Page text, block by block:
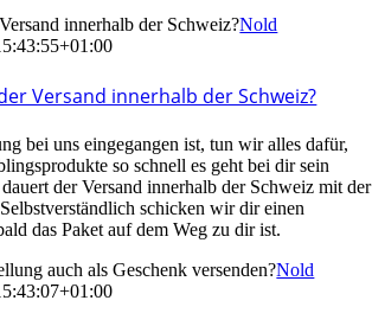
innerhalb der Schweiz?Nold
Versand innerhalb der Schweiz?
bei uns eingegangen ist, tun wir alles dafür,
so schnell es geht bei dir sein
der Versand innerhalb der Schweiz mit der
schicken wir dir einen
das Paket auf dem Weg zu dir ist.
auch als Geschenk versenden?Nold